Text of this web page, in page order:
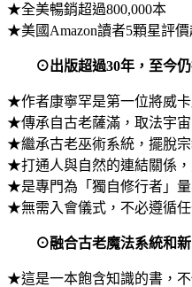
★全美暢銷超過800,000本
★美國Amazon讀者5顆星評價
⊙出版超過30年，至今仍
★作者康寧罕是第一位將威
★傳承自古老薩滿，取法宇
★繼承古老巫術系統，擺脫宗
★打通人與自然的連結關係
★是專門為「獨自修行者」
★無需入會儀式，不必遵循
⊙融合古老魔法系統和新
★這是一本飽含知識的書，